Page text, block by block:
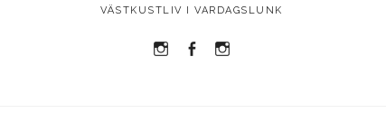
VÄSTKUSTLIV I VARDAGSLUNK
Instagram
Facebook